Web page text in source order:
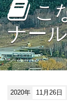
こ
ナー
2020年 11月26日